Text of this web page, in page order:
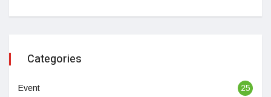
Categories
Event 25